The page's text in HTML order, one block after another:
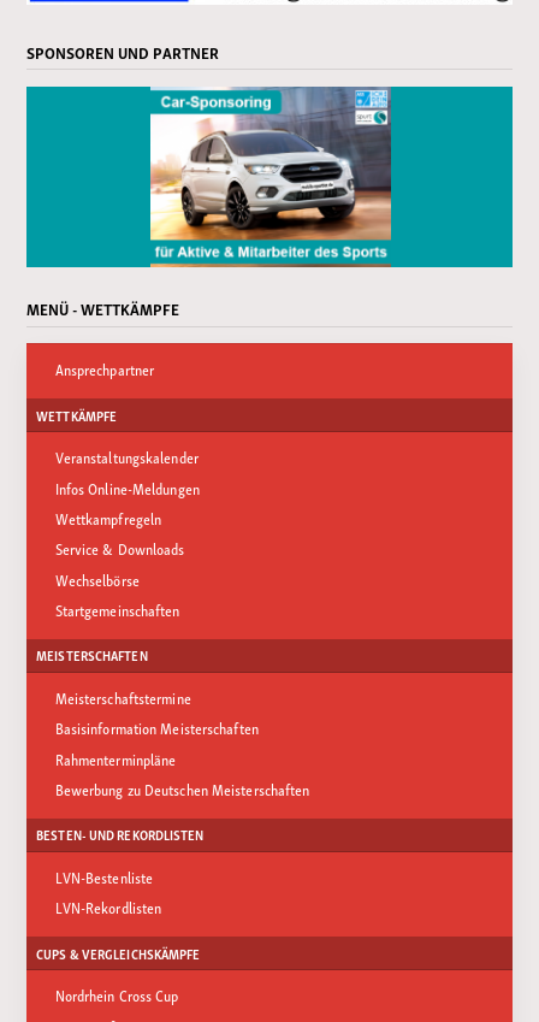
SPONSOREN UND PARTNER
MENÜ - WETTKÄMPFE
Ansprechpartner
WETTKÄMPFE
Veranstaltungskalender
Infos Online-Meldungen
Wettkampfregeln
Service & Downloads
Wechselbörse
Startgemeinschaften
MEISTERSCHAFTEN
Meisterschaftstermine
Basisinformation Meisterschaften
Rahmenterminpläne
Bewerbung zu Deutschen Meisterschaften
BESTEN- UND REKORDLISTEN
LVN-Bestenliste
LVN-Rekordlisten
CUPS & VERGLEICHSKÄMPFE
Nordrhein Cross Cup